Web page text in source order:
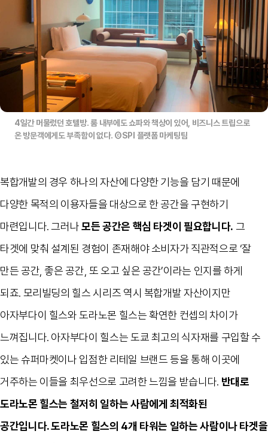
4일간 머물렀던 호텔방. 룸 내부에도 쇼파와 책상이 있어, 비즈니스 트립으로
온 방문객에게도 부족함이 없다. ⒸSPI 플랫폼 마케팅팀
복합개발의 경우 하나의 자산에 다양한 기능을 담기 때문에
다양한 목적의 이용자들을 대상으로 한 공간을 구현하기
마련입니다.그러나모든 공간은 핵심 타겟이 필요합니다. 그
타겟에 맞춰 설계된 경험이 존재해야 소비자가 직관적으로‘잘
만든 공간 ,좋은 공간 또 오고 싶은 공간’이라는 인지를 하게
되죠. 모리빌딩의 힐스 시리즈 역시 복합개발 자산이지만
아자부다이 힐스와 도라노몬 힐스는 확연한 컨셉의 차이가
느껴집니다. 아자부다이 힐스는 도쿄 최고의 식자재를 구입할 수
있는 슈퍼마켓이나 입점한 리테일 브랜드 등을 통해 이곳에
거주하는 이들을 최우선으로 고려한 느낌을 받습니다. 반대로
도라노몬 힐스는 철저히 일하는 사람에게 최적화된
공간입니다.도라노몬 힐스의 4개 타워는 일하는 사람이나 타겟을